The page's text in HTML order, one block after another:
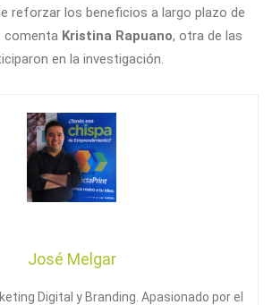
reforzar los beneficios a largo plazo de
comenta Kristina Rapuano, otra de las
en la investigación.
José Melgar
Digital y Branding. Apasionado por el